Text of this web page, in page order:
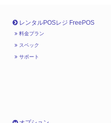
レンタルPOSレジ FreePOS
料金プラン
スペック
サポート